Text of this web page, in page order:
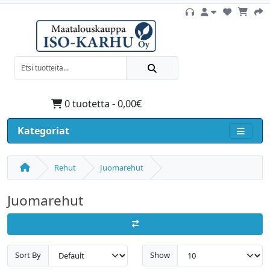
0 tuotetta - 0,00€
Kategoriat
Rehut Juomarehut
Juomarehut
Sort By Show